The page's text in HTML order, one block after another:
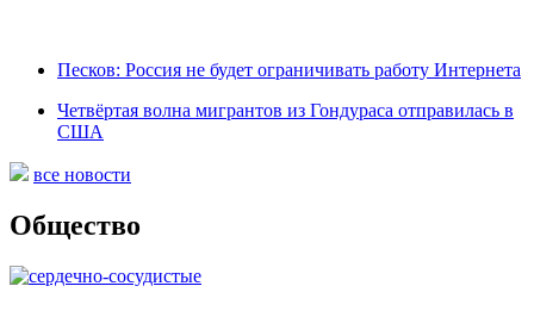
Песков: Россия не будет ограничивать работу Интернета
Четвёртая волна мигрантов из Гондураса отправилась в
США
все новости
Общество